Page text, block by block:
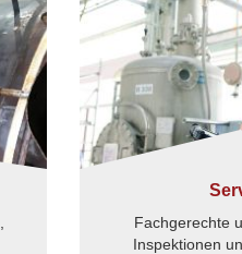
Fachgerechte
Inspektionen